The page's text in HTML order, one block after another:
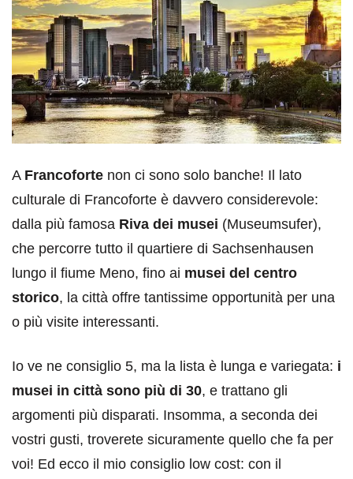
A Francoforte non ci sono solo banche! Il lato
culturale di Francoforte è davvero considerevole:
dalla più famosa Riva dei musei (Museumsufer),
che percorre tutto il quartiere di Sachsenhausen
lungo il fiume Meno, fino ai musei del centro
storico, la città offre tantissime opportunità per una
o più visite interessanti.
Io ve ne consiglio 5, ma la lista è lunga e variegata: i
musei in città sono più di 30, e trattano gli
argomenti più disparati. Insomma, a seconda dei
vostri gusti, troverete sicuramente quello che fa per
voi! Ed ecco il mio consiglio low cost: con il